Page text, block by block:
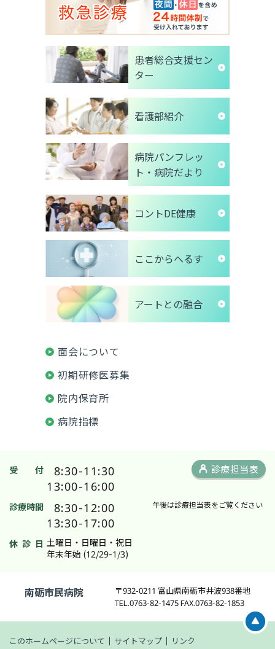
患者総合支援セン
ター
看護部紹介
病院パンフレッ
ト・病院だより
コントDE健康
ここからへるす
アートとの融合
面会について
初期研修医募集
院内保育所
病院指標
受 付
8:30-11:30
13:00-16:00
診療時間
8:30-12:00
13:30-17:00
午後は診療担当表をご覧ください
休 診 日 土曜日・日曜日・祝日
年末年始 (12/29-1/3)
診療担当表
南砺市民病院
〒932-0211 富山県南砺市井波938番地
TEL.0763-82-1475 FAX.0763-82-1853
このホームページについて サイトマップ リンク